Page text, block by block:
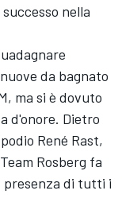
nella
da bagnato
ma si è dovuto
d'onore. Dietro
René Rast,
Rosberg fa
presenza di tutti i